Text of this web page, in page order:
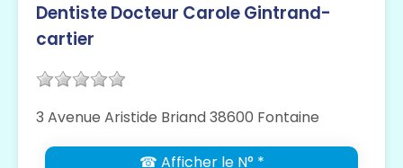
Dentiste Docteur Carole Gintrand-
cartier
3 Avenue Aristide Briand 38600 Fontaine
☎ Afficher le N° *